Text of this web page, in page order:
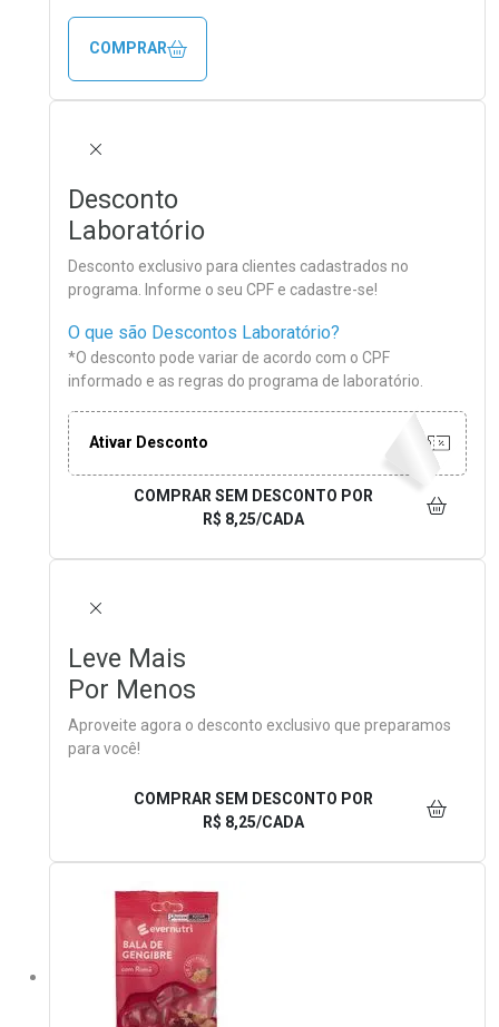
COMPRAR
FECHAR
Desconto
Laboratório
Desconto exclusivo para clientes cadastrados no
programa. Informe o seu CPF e cadastre-se!
O que são Descontos Laboratório?
*O desconto pode variar de acordo com o CPF
informado e as regras do programa de laboratório.
Ativar Desconto
COMPRAR SEM DESCONTO POR
R$ 8,25/CADA
FECHAR
Leve Mais
Por Menos
Aproveite agora o desconto exclusivo que preparamos
para você!
COMPRAR SEM DESCONTO POR
R$ 8,25/CADA